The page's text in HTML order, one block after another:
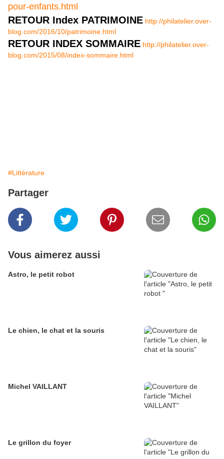
pour-enfants.html
RETOUR Index PATRIMOINE http://philatelier.over-
blog.com/2016/10/patrimoine.html
RETOUR INDEX SOMMAIRE http://philatelier.over-
blog.com/2015/08/index-sommaire.html
#Littérature
Partager
Vous aimerez aussi
Astro, le petit robot
Le chien, le chat et la souris
Michel VAILLANT
Le grillon du foyer